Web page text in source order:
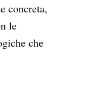
concreta,
le
che